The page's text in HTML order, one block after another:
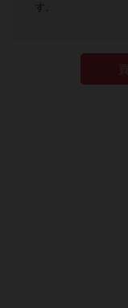
す。